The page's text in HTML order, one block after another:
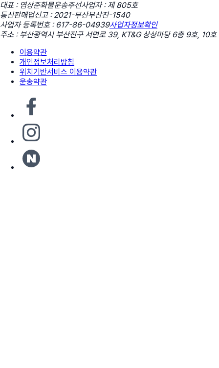
대표 : 염상준화물운송주선사업자 : 제 805호
통신판매업신고 : 2021-부산부산진-1540
사업자 등록번호 : 617-86-04939사업자정보확인
주소 : 부산광역시 부산진구 서면로 39, KT&G 상상마당 6층 9호, 10호
이용약관
개인정보처리방침
위치기반서비스 이용약관
운송약관